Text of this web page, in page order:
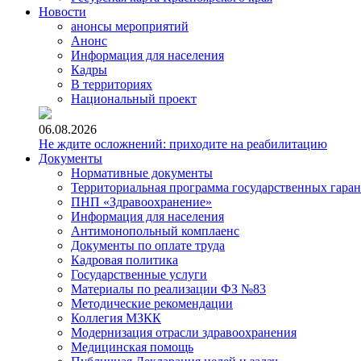
Новости
анонсы мероприятий
Анонс
Информация для населения
Кадры
В территориях
Национальный проект
06.08.2026
Не ждите осложнений: приходите на реабилитацию
Документы
Нормативные документы
Территориальная программа государственных
ПНП «Здравоохранение»
Информация для населения
Антимонопольный комплаенс
Документы по оплате труда
Кадровая политика
Государственные услуги
Материалы по реализации ФЗ №83
Методические рекомендации
Коллегия МЗКК
Модернизация отрасли здравоохранения
Медицинская помощь